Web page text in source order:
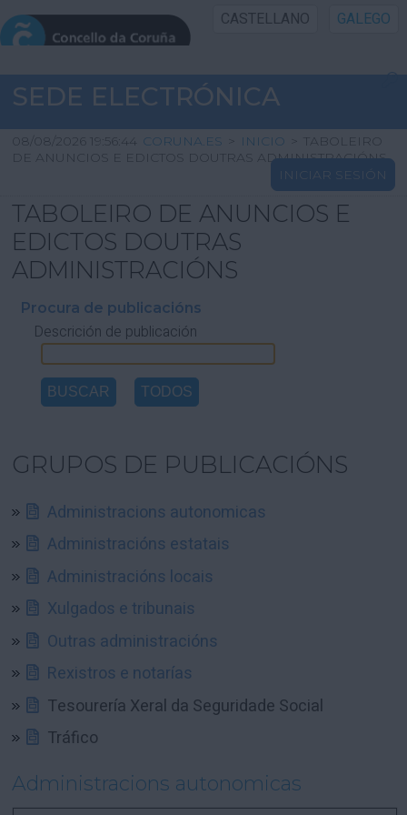
CASTELLANO GALEGO
INICIO SEDE
INICIO
INFORMACIÓN PÚBLICA
CARTAFOL CIDADÁN
UTILIDADES
AXUDA
SEDE ELECTRÓNICA
08/08/2026 19:56:44 CORUNA.ES > INICIO > TABOLEIRO
DE ANUNCIOS E EDICTOS DOUTRAS ADMINISTRACIÓNS
INICIAR SESIÓN
TABOLEIRO DE ANUNCIOS E
EDICTOS DOUTRAS
ADMINISTRACIÓNS
Procura de publicacións
Descrición de publicación
GRUPOS DE PUBLICACIÓNS
Administracions autonomicas
Administracións estatais
Administracións locais
Xulgados e tribunais
Outras administracións
Rexistros e notarías
Tesourería Xeral da Seguridade Social
Tráfico
Administracions autonomicas